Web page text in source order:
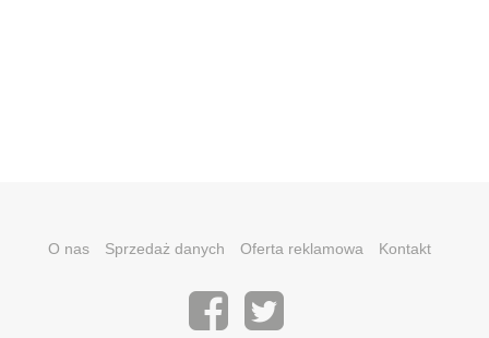
O nas Sprzedaż danych Oferta reklamowa Kontakt